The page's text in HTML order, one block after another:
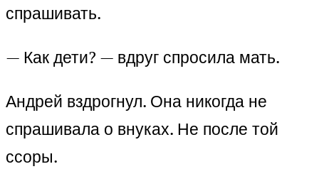
спрашивать.
— Как дети? — вдруг спросила мать.
Андрей вздрогнул. Она никогда не
спрашивала о внуках. Не после той
ссоры.